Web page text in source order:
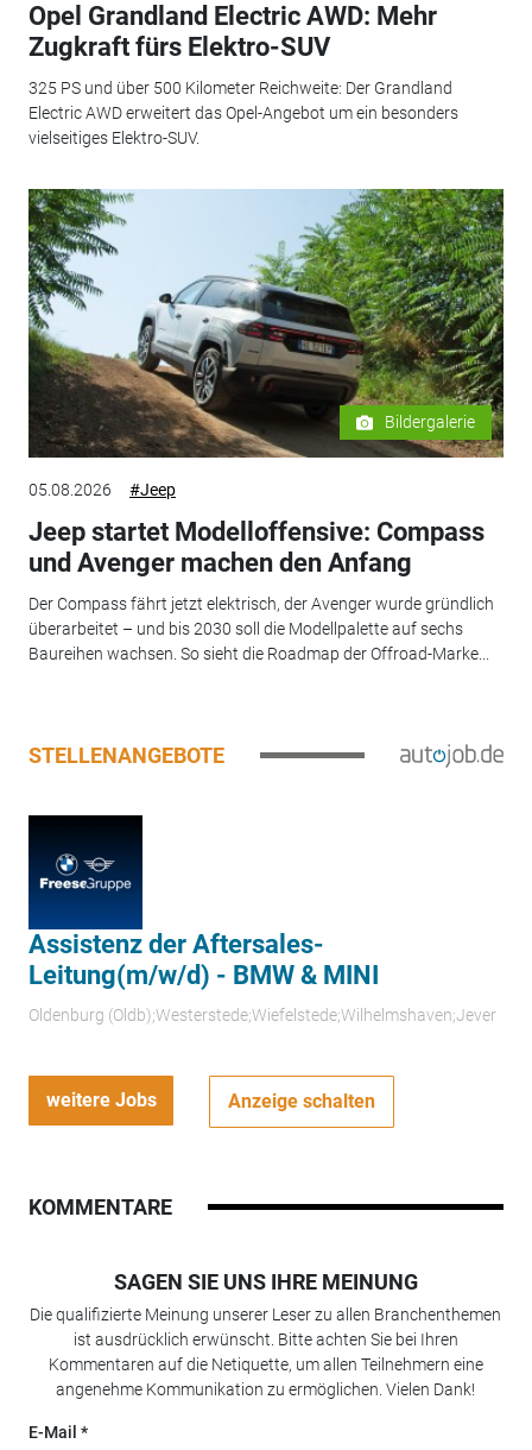
Opel Grandland Electric AWD: Mehr
Zugkraft fürs Elektro-SUV
325 PS und über 500 Kilometer Reichweite: Der Grandland
Electric AWD erweitert das Opel-Angebot um ein besonders
vielseitiges Elektro-SUV.
Bildergalerie
05.08.2026 #Jeep
Jeep startet Modelloffensive: Compass
und Avenger machen den Anfang
Der Compass fährt jetzt elektrisch, der Avenger wurde gründlich
überarbeitet – und bis 2030 soll die Modellpalette auf sechs
Baureihen wachsen. So sieht die Roadmap der Offroad-Marke...
STELLENANGEBOTE
Assistenz der Aftersales-
Leitung(m/w/d) - BMW & MINI
Oldenburg (Oldb);Westerstede;Wiefelstede;Wilhelmshaven;Jever
weitere Jobs Anzeige schalten
KOMMENTARE
SAGEN SIE UNS IHRE MEINUNG
Die qualifizierte Meinung unserer Leser zu allen Branchenthemen
ist ausdrücklich erwünscht. Bitte achten Sie bei Ihren
Kommentaren auf die Netiquette, um allen Teilnehmern eine
angenehme Kommunikation zu ermöglichen. Vielen Dank!
E-Mail